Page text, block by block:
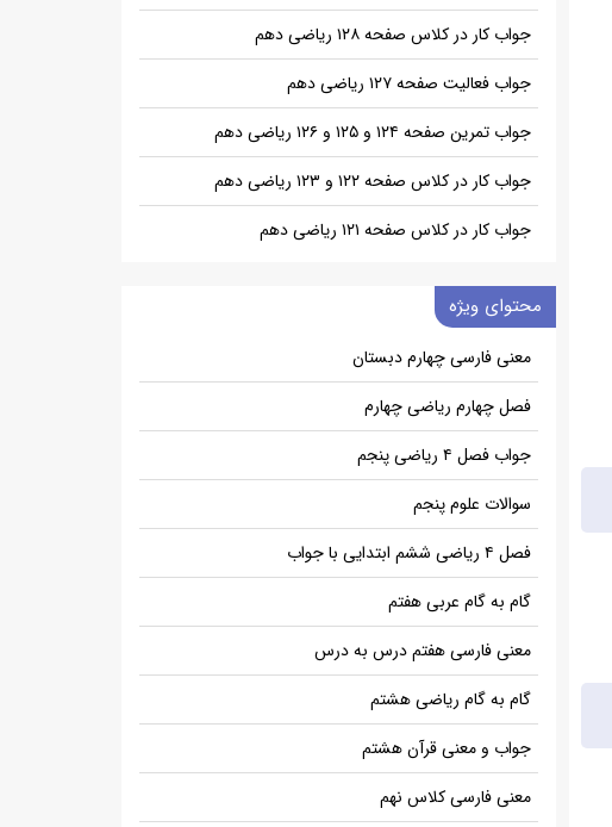
جواب کار در کلاس صفحه ۱۲۸ ریاضی دهم
جواب فعالیت صفحه ۱۲۷ ریاضی دهم
جواب تمرین صفحه ۱۲۴ و ۱۲۵ و ۱۲۶ ریاضی دهم
جواب کار در کلاس صفحه ۱۲۲ و ۱۲۳ ریاضی دهم
جواب کار در کلاس صفحه ۱۲۱ ریاضی دهم
محتوای ویژه
معنی فارسی چهارم دبستان
فصل چهارم ریاضی چهارم
جواب فصل ۴ ریاضی پنجم
سوالات علوم پنجم
فصل ۴ ریاضی ششم ابتدایی با جواب
گام به گام عربی هفتم
معنی فارسی هفتم درس به درس
گام به گام ریاضی هشتم
جواب و معنی قرآن هشتم
معنی فارسی کلاس نهم